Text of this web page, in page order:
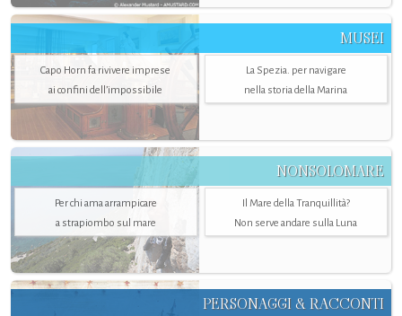
MUSEI
Capo Horn fa rivivere imprese
ai confini dell’impossibile
La Spezia. per navigare
nella storia della Marina
NONSOLOMARE
Per chi ama arrampicare
a strapiombo sul mare
Il Mare della Tranquillità?
Non serve andare sulla Luna
PERSONAGGI & RACCONTI